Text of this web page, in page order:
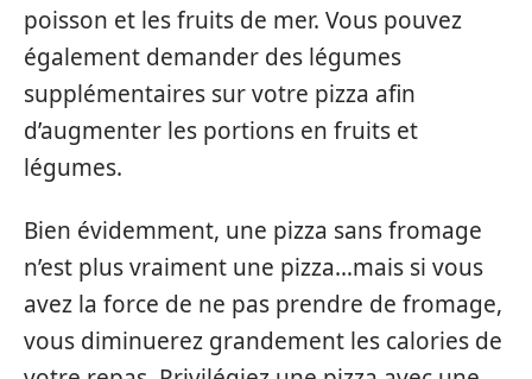
poisson et les fruits de mer. Vous pouvez
également demander des légumes
supplémentaires sur votre pizza afin
d’augmenter les portions en fruits et
légumes.
Bien évidemment, une pizza sans fromage
n’est plus vraiment une pizza…mais si vous
avez la force de ne pas prendre de fromage,
vous diminuerez grandement les calories de